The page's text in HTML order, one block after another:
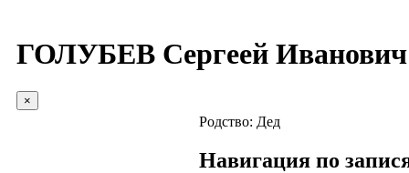
ГОЛУБЕВ Сергеей Иванович
×
Родство: Дед
Навигация по